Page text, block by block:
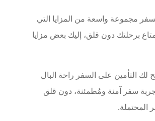
مجموعة واسعة من المزايا التي
برحلتك دون قلق، إليك بعض مزايا
لك التأمين على السفر راحة البال
سفر آمنة ومُطمئنة، دون قلق
المحتملة.